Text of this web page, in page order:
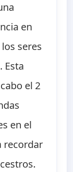
en
seres
Esta
el 2
en el
recordar